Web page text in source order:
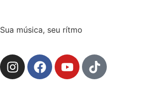
Sua música, seu rítmo